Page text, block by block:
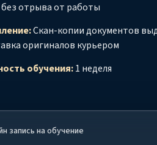
без отрыва от работы
Скан-копии документов
оригиналов курьером
обучения:1 неделя
запись на обучение